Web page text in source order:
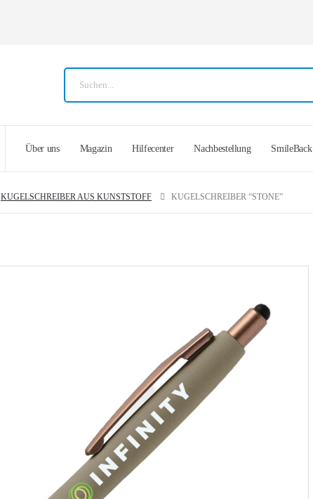
Über uns Magazin Hilfecenter Nachbestellung SmileBack
KUGELSCHREIBER AUS KUNSTSTOFF KUGELSCHREIBER “STONE”